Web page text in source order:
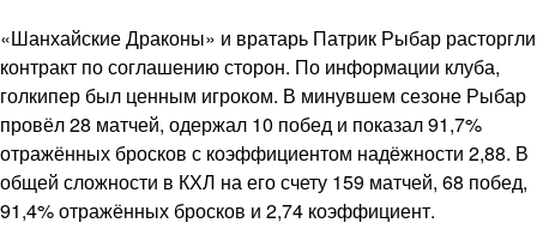
«Шанхайские Драконы» и вратарь Патрик Рыбар расторгли
контракт по соглашению сторон. По информации клуба,
голкипер был ценным игроком. В минувшем сезоне Рыбар
провёл 28 матчей, одержал 10 побед и показал 91,7%
отражённых бросков с коэффициентом надёжности 2,88. В
общей сложности в КХЛ на его счету 159 матчей, 68 побед,
91,4% отражённых бросков и 2,74 коэффициент.